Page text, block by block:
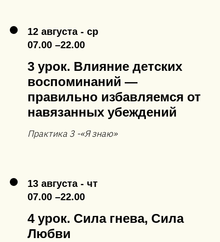
12 августа - ср
07.00 –22.00
3 урок. Влияние детских
воспоминаний —
правильно избавляемся от
навязанных убеждений
Практика 3 -«Я знаю»
13 августа - чт
07.00 –22.00
4 урок. Сила гнева, Сила
Любви